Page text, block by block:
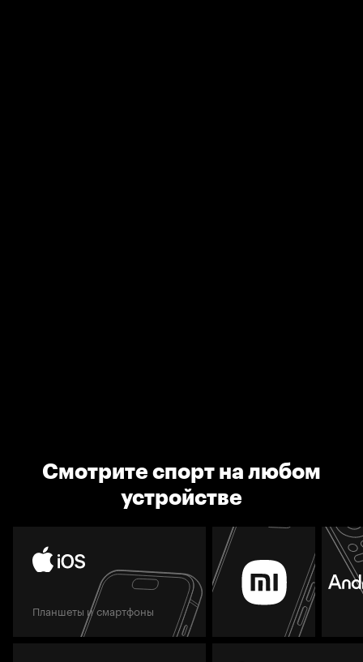
Смотрите спорт на любом
устройстве
Планшеты и смартфоны